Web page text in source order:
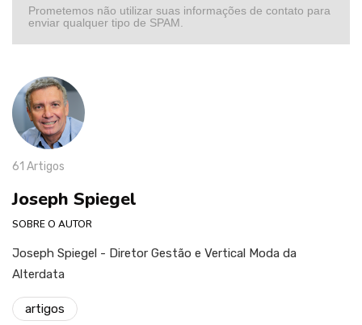
Prometemos não utilizar suas informações de contato para
enviar qualquer tipo de SPAM.
61 Artigos
Joseph Spiegel
SOBRE O AUTOR
Joseph Spiegel - Diretor Gestão e Vertical Moda da
Alterdata
artigos